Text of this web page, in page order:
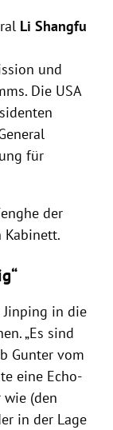
Li Shangfu
und
Die USA
für
der
Jinping in die
„Es sind
Gunter vom
eine Echo-
wie (den
in der Lage